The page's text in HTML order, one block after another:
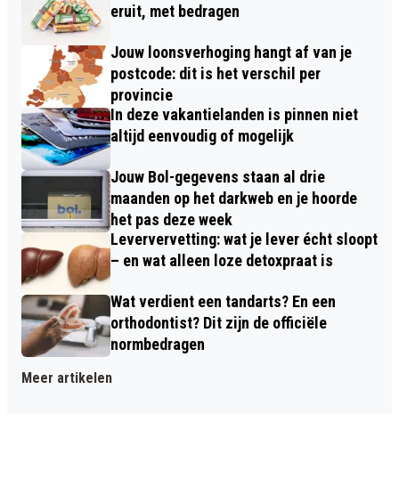
eruit, met bedragen
Jouw loonsverhoging hangt af van je
postcode: dit is het verschil per
provincie
In deze vakantielanden is pinnen niet
altijd eenvoudig of mogelijk
Jouw Bol-gegevens staan al drie
maanden op het darkweb en je hoorde
het pas deze week
Leververvetting: wat je lever écht sloopt
– en wat alleen loze detoxpraat is
Wat verdient een tandarts? En een
orthodontist? Dit zijn de officiële
normbedragen
Meer artikelen